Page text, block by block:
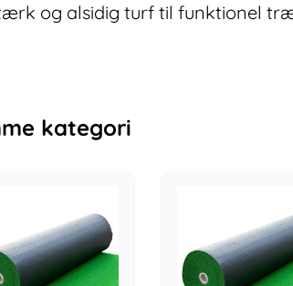
og alsidig turf til funktionel
kategori